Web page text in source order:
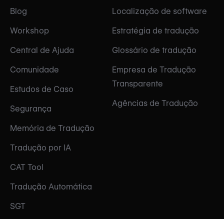
Blog
Workshop
Central de Ajuda
Comunidade
Estudos de Caso
Segurança
Memória de Tradução
Tradução por IA
CAT Tool
Tradução Automática
SGT
Localização de software
Estratégia de tradução
Glossário de tradução
Empresa de Tradução
Transparente
Agências de Tradução